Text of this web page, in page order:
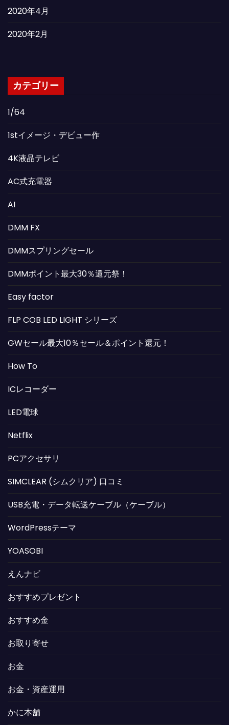
2020年4月
2020年2月
カテゴリー
1/64
1stイメージ・デビュー作
4K液晶テレビ
AC式充電器
AI
DMM FX
DMMスプリングセール
DMMポイント最大30％還元祭！
Easy factor
FLP COB LED LIGHT シリーズ
GWセール最大10％セール＆ポイント還元！
How To
ICレコーダー
LED電球
Netflix
PCアクセサリ
SIMCLEAR (シムクリア) 口コミ
USB充電・データ転送ケーブル（ケーブル）
WordPressテーマ
YOASOBI
えんナビ
おすすめプレゼント
おすすめ金
お取り寄せ
お金
お金・資産運用
かに本舗